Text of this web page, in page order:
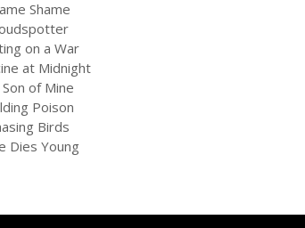
Shame
on a War
at Midnight
of Mine
Poison
Birds
Dies Young